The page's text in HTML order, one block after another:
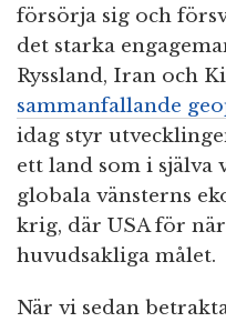
försörja sig och
det starka
Ryssland, Iran och
sammanfallande
idag styr
ett land som i själva
globala vänsterns
krig, där USA för
huvudsakliga målet.
När vi sedan